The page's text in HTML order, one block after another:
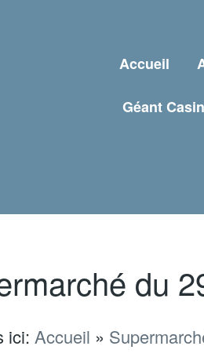
Accueil
Géant
du
ici: Accueil »